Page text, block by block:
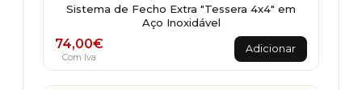
Sistema de Fecho Extra "Tessera 4x4" em
Aço Inoxidável
74,00€
Com Iva
Adicionar